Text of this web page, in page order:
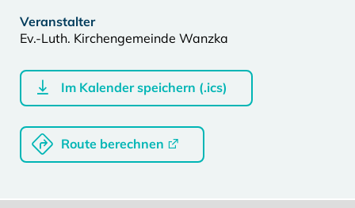
Veranstalter
Ev.-Luth. Kirchengemeinde Wanzka
Im Kalender speichern (.ics)
Route berechnen